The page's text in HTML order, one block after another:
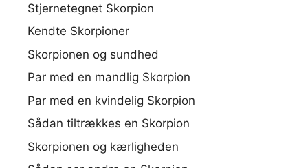
Stjernetegnet Skorpion
Kendte Skorpioner
Skorpionen og sundhed
Par med en mandlig Skorpion
Par med en kvindelig Skorpion
Sådan tiltrækkes en Skorpion
Skorpionen og kærligheden